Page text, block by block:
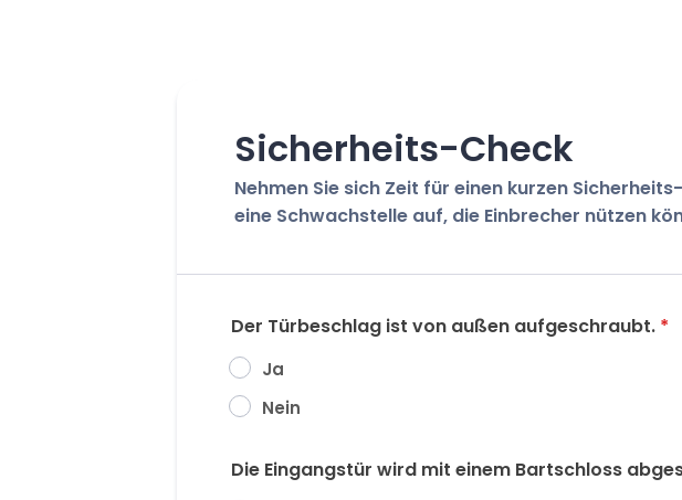
Sicherheits-Check
Nehmen Sie sich Zeit für einen kurzen
eine Schwachstelle auf, die Einbrecher nützen
Der Türbeschlag ist von außen aufgeschraubt. *
Ja
Nein
Die Eingangstür wird mit einem Bartschloss